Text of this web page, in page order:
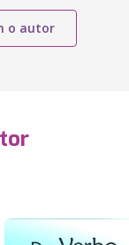
o autor